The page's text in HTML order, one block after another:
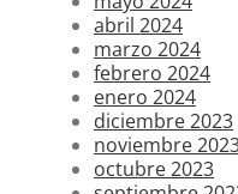
abril 2024
marzo 2024
febrero 2024
enero 2024
diciembre 2023
noviembre
octubre 2023